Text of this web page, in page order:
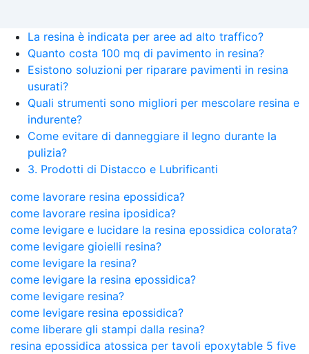
La resina è indicata per aree ad alto traffico?
Quanto costa 100 mq di pavimento in resina?
Esistono soluzioni per riparare pavimenti in resina
usurati?
Quali strumenti sono migliori per mescolare resina e
indurente?
Come evitare di danneggiare il legno durante la
pulizia?
3. Prodotti di Distacco e Lubrificanti
come lavorare resina epossidica?
come lavorare resina iposidica?
come levigare e lucidare la resina epossidica colorata?
come levigare gioielli resina?
come levigare la resina?
come levigare la resina epossidica?
come levigare resina?
come levigare resina epossidica?
come liberare gli stampi dalla resina?
resina epossidica atossica per tavoli epoxytable 5 five